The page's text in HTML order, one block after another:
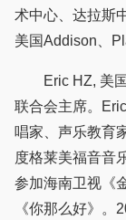
术中心、达拉斯
美国Addison、
Eric HZ, 美国
联合会主席。
唱家、声乐教育
度格莱美福音音
参加海南卫视《
《你那么好》。